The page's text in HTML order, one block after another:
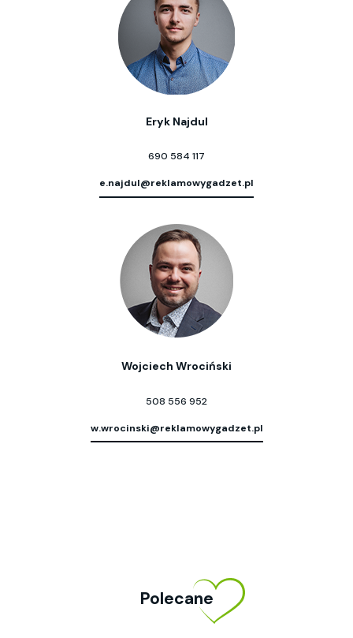
Eryk Najdul
690 584 117
e.najdul@reklamowygadzet.pl
Wojciech Wrociński
508 556 952
w.wrocinski@reklamowygadzet.pl
Polecane